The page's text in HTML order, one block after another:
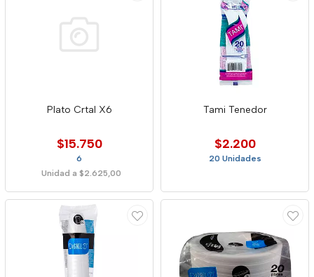
Plato Crtal X6
$15.750
6
Unidad a $2.625,00
Tami Tenedor
$2.200
20 Unidades